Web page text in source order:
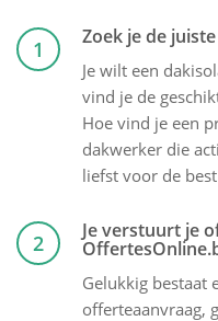
1 Zoek je de
Je wilt een
vind je de
Hoe vind je een
dakwerker die
liefst voor de
2 Je verstuurt je
Gelukkig bestaat
offerteaanvraag,